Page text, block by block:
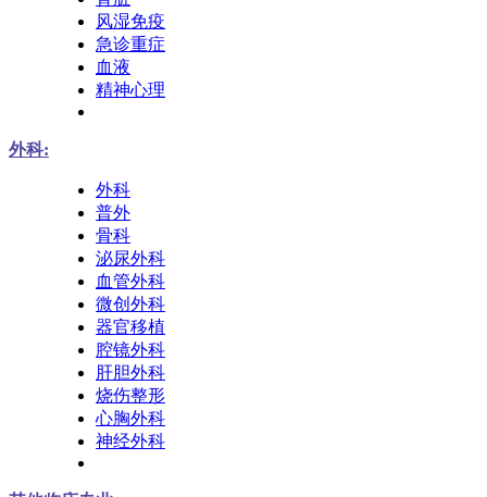
风湿免疫
急诊重症
血液
精神心理
外科:
外科
普外
骨科
泌尿外科
血管外科
微创外科
器官移植
腔镜外科
肝胆外科
烧伤整形
心胸外科
神经外科